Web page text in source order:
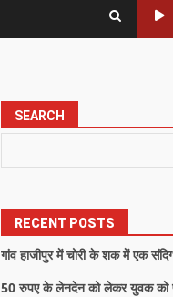
SEARCH
RECENT POSTS
गांव हाजीपुर में चोरी के शक में एक
50 रुपए के लेनदेन को लेकर युवक को